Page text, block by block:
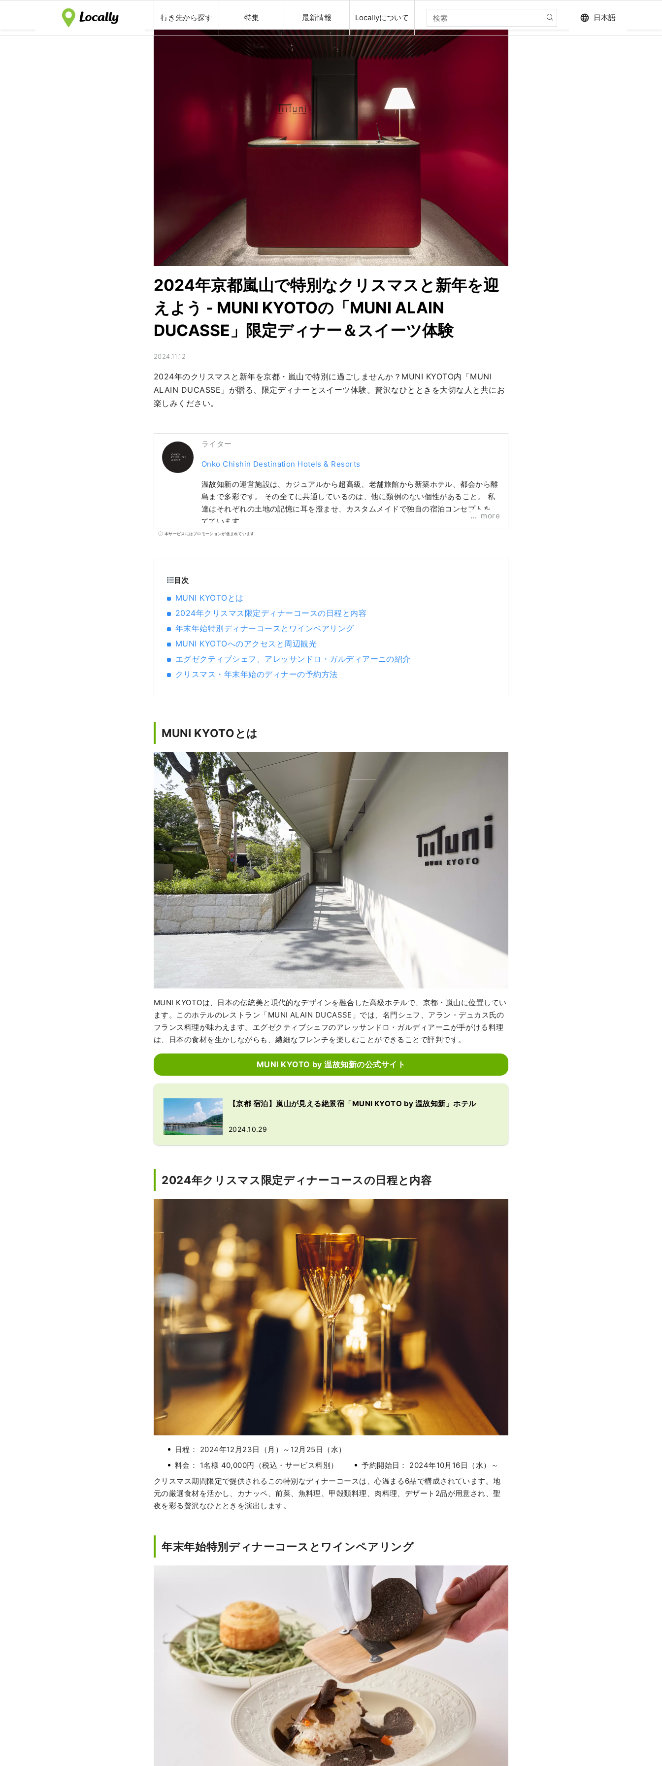
行き先から探す 特集 最新情報 Locallyについて language 日本語
2024年京都嵐山で特別なクリスマスと新年を迎
えよう - MUNI KYOTOの「MUNI ALAIN
DUCASSE」限定ディナー＆スイーツ体験
2024.11.12
2024年のクリスマスと新年を京都・嵐山で特別に過ごしませんか？MUNI KYOTO内「MUNI
ALAIN DUCASSE」が贈る、限定ディナーとスイーツ体験。贅沢なひとときを大切な人と共にお
楽しみください。
ライター
Onko Chishin Destination Hotels & Resorts
温故知新の運営施設は、カジュアルから超高級、老舗旅館から新築ホテル、都会から離
島まで多彩です。 その全てに共通しているのは、他に類例のない個性があること。 私
達はそれぞれの土地の記憶に耳を澄ませ、カスタムメイドで独自の宿泊コンセプトを立
てています。
more
本サービスにはプロモーションが含まれています
目次
MUNI KYOTOとは
2024年クリスマス限定ディナーコースの日程と内容
年末年始特別ディナーコースとワインペアリング
MUNI KYOTOへのアクセスと周辺観光
エグゼクティブシェフ、アレッサンドロ・ガルディアーニの紹介
クリスマス・年末年始のディナーの予約方法
MUNI KYOTOとは
MUNI KYOTOは、日本の伝統美と現代的なデザインを融合した高級ホテルで、京都・嵐山に位置してい
ます。このホテルのレストラン「MUNI ALAIN DUCASSE」では、名門シェフ、アラン・デュカス氏の
フランス料理が味わえます。エグゼクティブシェフのアレッサンドロ・ガルディアーニが手がける料理
は、日本の食材を生かしながらも、繊細なフレンチを楽しむことができることで評判です。
MUNI KYOTO by 温故知新の公式サイト
【京都 宿泊】嵐山が見える絶景宿「MUNI KYOTO by 温故知新」ホテル
2024.10.29
2024年クリスマス限定ディナーコースの日程と内容
日程： 2024年12月23日（月）～12月25日（水）
料金： 1名様 40,000円（税込・サービス料別）
予約開始日： 2024年10月16日（水）～
クリスマス期間限定で提供されるこの特別なディナーコースは、心温まる6品で構成されています。地
元の厳選食材を活かし、カナッペ、前菜、魚料理、甲殻類料理、肉料理、デザート2品が用意され、聖
夜を彩る贅沢なひとときを演出します。
年末年始特別ディナーコースとワインペアリング